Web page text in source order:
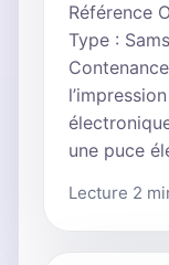
Référence
Type :
une puce
Lecture 2